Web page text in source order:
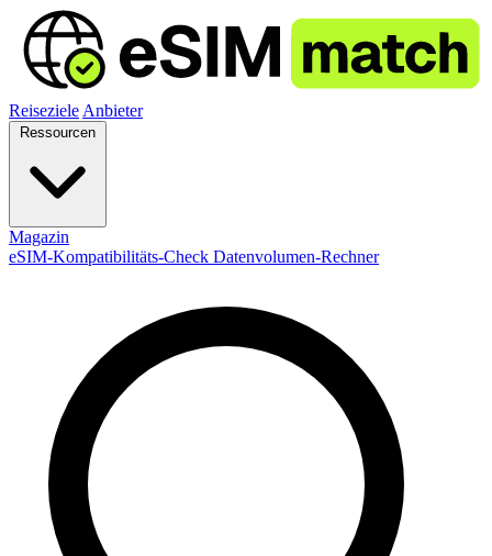
Reiseziele Anbieter
Magazin
eSIM-Kompatibilitäts-Check Datenvolumen-Rechner